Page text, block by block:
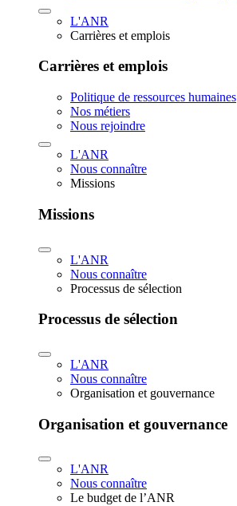
L'ANR
Carrières et emplois
Carrières et emplois
Politique de ressources humaines
Nos métiers
Nous rejoindre
L'ANR
Nous connaître
Missions
Missions
L'ANR
Nous connaître
Processus de sélection
Processus de sélection
L'ANR
Nous connaître
Organisation et gouvernance
Organisation et gouvernance
L'ANR
Nous connaître
Le budget de l’ANR